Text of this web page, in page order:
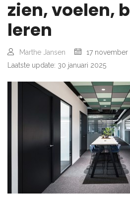
zien, voelen,
leren
Marthe Jansen
17 november
Laatste update: 30 januari 2025